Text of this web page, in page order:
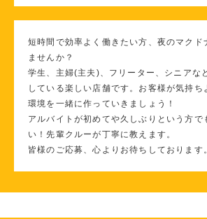
短時間で効率よく働きたい方、夜のマクド
ませんか？
学生、主婦(主夫)、フリーター、シニアな
している楽しい店舗です。お客様が気持ち
環境を一緒に作っていきましょう！
アルバイトが初めてや久しぶりという方で
い！先輩クルーが丁寧に教えます。
皆様のご応募、心よりお待ちしております。